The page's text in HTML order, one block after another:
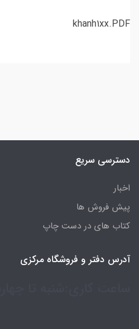
khanh1xx.PDF
دسترسی سریع
اخبار
پیش فروش ها
کتاب های در دست چاپ
آدرس دفتر و فروشگاه مرکزی